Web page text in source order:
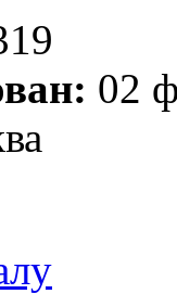
02